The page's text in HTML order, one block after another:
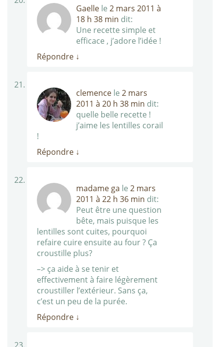
Gaelle le 2 mars 2011 à
18 h 38 min dit:
Une recette simple et
efficace , j’adore l’idée !
Répondre ↓
clemence le 2 mars
2011 à 20 h 38 min dit:
quelle belle recette !
j’aime les lentilles corail
!
Répondre ↓
madame ga le 2 mars
2011 à 22 h 36 min dit:
Peut être une question
bête, mais puisque les
lentilles sont cuites, pourquoi
refaire cuire ensuite au four ? Ça
croustille plus?
–> ça aide à se tenir et
effectivement à faire légèrement
croustiller l’extérieur. Sans ça,
c’est un peu de la purée.
Répondre ↓